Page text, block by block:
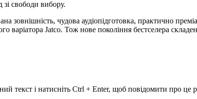
свободи вибору.
зовнішність, чудова аудіопідготовка, практично
варіатора Jatco. Тож нове покоління бестселера
текст і натисніть Ctrl + Enter, щоб повідомити про це